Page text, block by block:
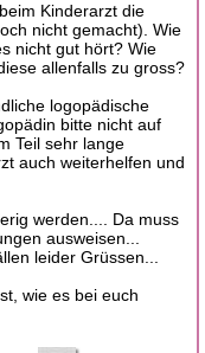
Kinderarzt die
nicht gemacht). Wie
nicht gut hört? Wie
allenfalls zu gross?
logopädische
bitte nicht auf
Teil sehr lange
auch weiterhelfen und
werden.... Da muss
ausweisen...
leider Grüssen...
wie es bei euch